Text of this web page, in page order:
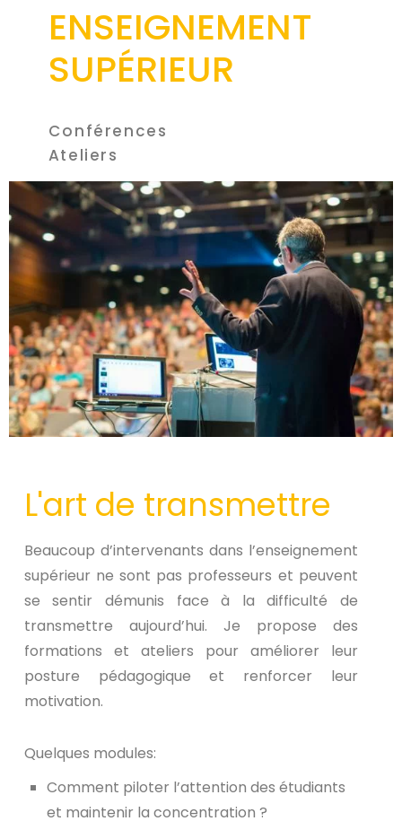
ENSEIGNEMENT
SUPÉRIEUR
Conférences
Ateliers
L'art de transmettre
Beaucoup d’intervenants dans l’enseignement
supérieur ne sont pas professeurs et peuvent
se sentir démunis face à la difficulté de
transmettre aujourd’hui. Je propose des
formations et ateliers pour améliorer leur
posture pédagogique et renforcer leur
motivation.
Quelques modules:
Comment piloter l’attention des étudiants
et maintenir la concentration ?